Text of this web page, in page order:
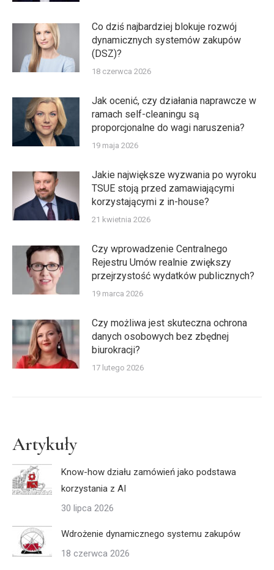
Co dziś najbardziej blokuje rozwój
dynamicznych systemów zakupów
(DSZ)?
18 czerwca 2026
Jak ocenić, czy działania naprawcze w
ramach self-cleaningu są
proporcjonalne do wagi naruszenia?
19 maja 2026
Jakie największe wyzwania po wyroku
TSUE stoją przed zamawiającymi
korzystającymi z in-house?
21 kwietnia 2026
Czy wprowadzenie Centralnego
Rejestru Umów realnie zwiększy
przejrzystość wydatków publicznych?
19 marca 2026
Czy możliwa jest skuteczna ochrona
danych osobowych bez zbędnej
biurokracji?
17 lutego 2026
Artykuły
Know-how działu zamówień jako podstawa
korzystania z AI
30 lipca 2026
Wdrożenie dynamicznego systemu zakupów
18 czerwca 2026